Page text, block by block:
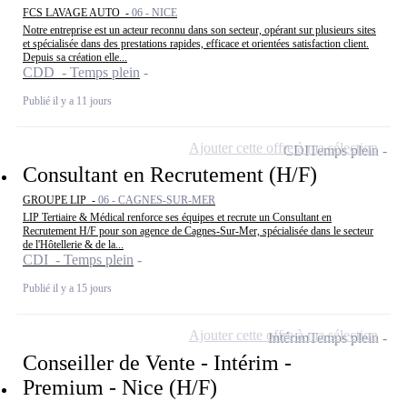
FCS LAVAGE AUTO - 06 - NICE
Notre entreprise est un acteur reconnu dans son secteur, opérant sur plusieurs sites
et spécialisée dans des prestations rapides, efficace et orientées satisfaction client.
Depuis sa création elle...
CDD - Temps plein
Publié il y a 11 jours
Consultant en Recrutement (H/F)
GROUPE LIP - 06 - CAGNES-SUR-MER
LIP Tertiaire & Médical renforce ses équipes et recrute un Consultant en
Recrutement H/F pour son agence de Cagnes-Sur-Mer, spécialisée dans le secteur
de l'Hôtellerie & de la...
CDI - Temps plein
Publié il y a 15 jours
CDITemps plein
Ajouter cette offre à ma sélection
Conseiller de Vente - Intérim -
Premium - Nice (H/F)
IntérimTemps plein
Ajouter cette offre à ma sélection